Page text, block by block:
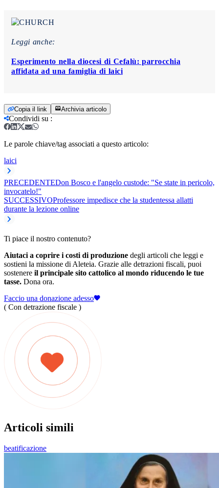
Leggi anche:
Esperimento nella diocesi di Cefalù: parrocchia
affidata ad una famiglia di laici
Copia il link Archivia articolo
Condividi su :
Le parole chiave/tag associati a questo articolo:
laici
PRECEDENTEDon Bosco e l'angelo custode: "Se state in pericolo,
invocatelo!"
SUCCESSIVOProfessore impedisce che la studentessa allatti
durante la lezione online
Ti piace il nostro contenuto?
Aiutaci a coprire i costi di produzione degli articoli che leggi e
sostieni la missione di Aleteia. Grazie alle detrazioni fiscali, puoi
sostenere il principale sito cattolico al mondo riducendo le tue
tasse. Dona ora.
Faccio una donazione adesso
( Con detrazione fiscale )
Articoli simili
beatificazione